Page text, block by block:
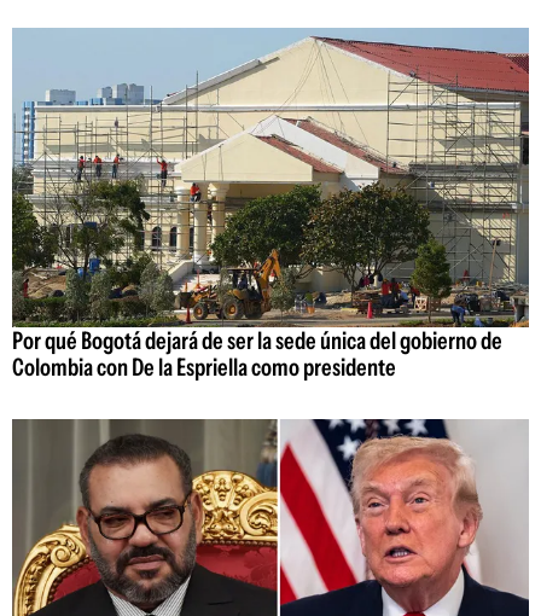
Por qué Bogotá dejará de ser la sede única del gobierno de
Colombia con De la Espriella como presidente